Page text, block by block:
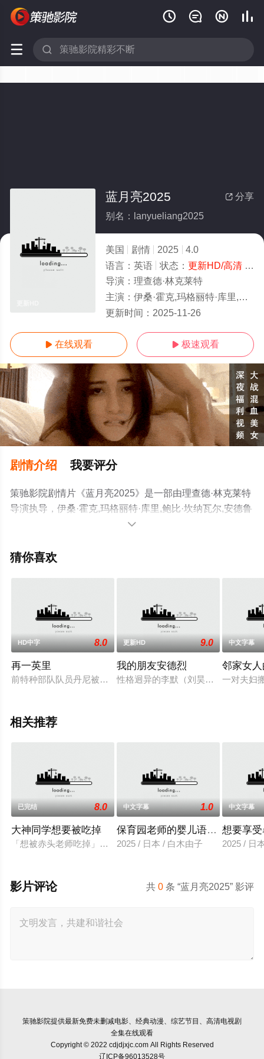
   
 
 分享
蓝月亮2025
别名：lanyueliang2025
美国 剧情 2025
4.0
语言： 英语 状态： 更新HD/高清- 免费在线观看
导演： 理查德·林克莱特
主演： 伊桑·霍克,玛格丽特·库里,鲍比·坎纳瓦尔,安德鲁·斯科特,西蒙·德兰尼,约翰·多兰,帕特里克·肯尼迪,乔纳·利斯,伊雷恩·奥德怀尔,艾斯
更新时间： 2025-11-26
 在线观看  极速观看
剧情介绍 我要评分
策驰影院剧情片《蓝月亮2025》是一部由理查德·林克莱特
导演执导，伊桑·霍克,玛格丽特·库里,鲍比·坎纳瓦尔,安德鲁
·斯科特,西蒙·德兰尼,约翰·多兰,帕特里克·肯尼迪,乔纳·利斯,
克·瑞恩,伊恩·迪龙等演员精彩演绎的美国电影，手机免费观

猜你喜欢
HD中字 8.0
再一英里
前特种部队队员丹尼被迫重返一座偏远孤岛。一个残暴又隐秘
更新HD 9.0
我的朋友安德烈
性格迥异的李默（刘昊然 饰）与安
中文字幕
邻家女
一对夫妇
相关推荐
已完结 8.0
大神同学想要被吃掉
「想被赤头老师吃掉」被大街小巷中传闻的「抢夺短裙大叔」
中文字幕 1.0
保育园老师的婴儿语让人超兴奋
2025 / 日本 / 白木由子
中文字幕
想要享
2025 / 日
共0 条 “蓝月亮2025” 影评
影片评论
策驰影院提供最新免费未删减电影、经典动漫、综艺节目、高清电视剧
全集在线观看
Copyright © 2022 cdjdjxjc.com All Rights Reserved
辽ICP备96013528号